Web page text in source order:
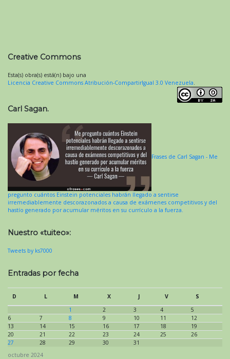
Creative Commons
Esta(s) obra(s) está(n) bajo una
Licencia Creative Commons Atribución-CompartirIgual 3.0 Venezuela.
Carl Sagan.
Frases de Carl Sagan - Me
pregunto cuántos Einstein potenciales habrán llegado a sentirse
irremediablemente descorazonados a causa de exámenes competitivos y del
hastío generado por acumular méritos en su currículo a la fuerza.
Nuestro «tuiteo»:
Tweets by ks7000
Entradas por fecha
octubre 2024
D L M X J V
S
1
2 3 4
5
6
7 8 9 10 11
12
13
14 15 16 17 18
19
20
21 22 23 24 25
26
27
28 29 30 31